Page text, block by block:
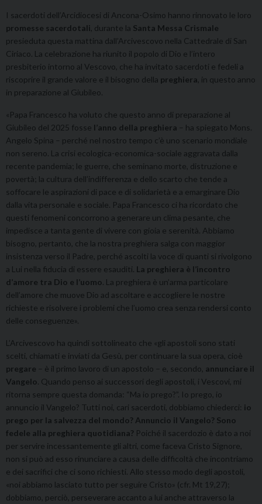
I sacerdoti dell’Arcidiocesi di Ancona-Osimo hanno rinnovato le loro
promesse sacerdotali , durante la Santa Messa Crismale
presieduta questa mattina dall’Arcivescovo nella Cattedrale di San
Ciriaco. La celebrazione ha riunito il popolo di Dio e l’intero
presbiterio intorno al Vescovo, che ha invitato sacerdoti e fedeli a
riscoprire il grande valore e il bisogno della preghiera , in questo anno
in preparazione al Giubileo.
«Papa Francesco ha voluto che questo anno di preparazione al
Giubileo del 2025 fosse l’anno della preghiera – ha spiegato Mons.
Angelo Spina – perché nel nostro tempo c’è uno scenario mondiale
non sereno. La crisi ecologica-economica-sociale aggravata dalla
recente pandemia; le guerre, che seminano morte, distruzione e
povertà; la cultura dell’indifferenza e dello scarto che tende a
soffocare le aspirazioni di pace e di solidarietà e a emarginare Dio
dalla vita personale e sociale. Papa Francesco ci ha ricordato che
questi fenomeni concorrono a generare un clima pesante, che
impedisce a tanta gente di vivere con gioia e serenità. Abbiamo
bisogno, pertanto, che la nostra preghiera salga con maggior
insistenza verso il Padre, perché ascolti la voce di quanti si rivolgono
a Lui nella fiducia di essere esauditi. La preghiera è l’incontro
d’amore tra Dio e l’uomo . La preghiera è un’arma particolare
dell’amore che muove Dio ad ascoltare e accogliere le nostre
richieste e risolvere i problemi che l’uomo crea senza rendersi conto
delle conseguenze».
L’Arcivescovo ha quindi sottolineato che «gli apostoli sono stati
scelti, chiamati e inviati da Gesù, per continuare la sua opera, cioè
pregare – è il primo lavoro di un apostolo – e, secondo, annunciare il
Vangelo . Quando penso ai successori degli apostoli, i Vescovi, mi
ritorna sempre questa domanda: “Ma io prego?”. Io prego, io
annuncio il Vangelo? Tutti noi, cari sacerdoti, dobbiamo chiederci: io
prego per la salvezza del mondo? Annuncio il Vangelo? Sono
fedele alla preghiera quotidiana? Poiché il sacerdozio è dato a noi
per servire incessantemente gli altri, come faceva Cristo Signore,
non si può ad esso rinunciare a causa delle difficoltà che incontriamo
e dei sacrifici che ci sono richiesti. Allo stesso modo degli apostoli,
«noi abbiamo lasciato tutto per seguire Cristo» (cfr. Mt 19,27);
dobbiamo, perciò, perseverare accanto a lui anche attraverso la